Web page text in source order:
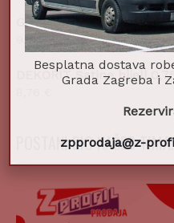
Glet masa UNIFLOTT 5kg
9,60
DEKORIT Satine bijeli
POSTANI DIO NAŠEG TIMA!
Besplatna dostava
Grada Zagreba i
zpprodaja@z-